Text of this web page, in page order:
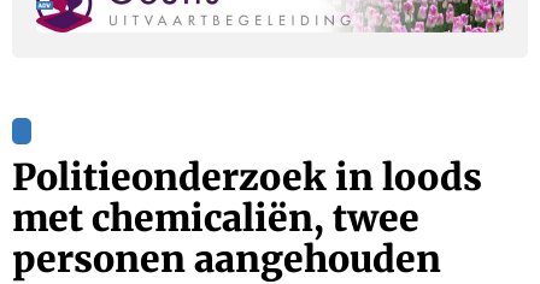
Politieonderzoek in loods
met chemicaliën, twee
personen aangehouden